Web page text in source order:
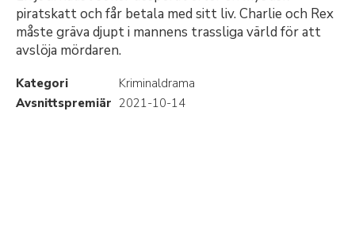
piratskatt och får betala med sitt liv. Charlie och Rex
måste gräva djupt i mannens trassliga värld för att
avslöja mördaren.
Kategori
Kriminaldrama
Avsnittspremiär 2021-10-14